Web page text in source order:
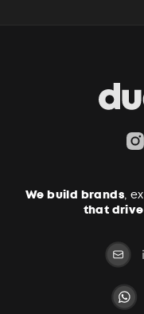
We build brands,
that drive